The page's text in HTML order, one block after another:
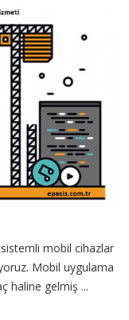
geliştirme
için
mobil cihazlar
Mobil uygulama
haline gelmiş ...